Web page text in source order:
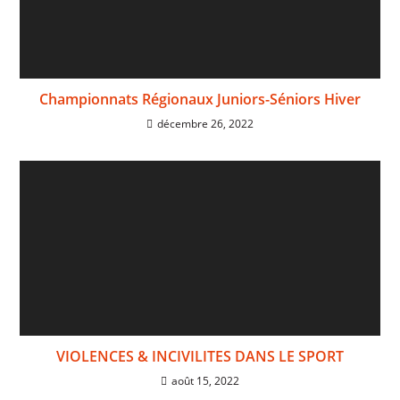
Championnats Régionaux Juniors-Séniors Hiver
décembre 26, 2022
VIOLENCES & INCIVILITES DANS LE SPORT
août 15, 2022